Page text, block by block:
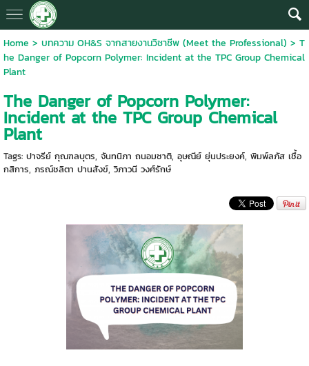
Home > บทความ OH&S จากสายงานวิชาชีพ (Meet the Professional) > T
he Danger of Popcorn Polymer: Incident at the TPC Group Chemical
Plant
The Danger of Popcorn Polymer:
Incident at the TPC Group Chemical
Plant
Tags: ปาจรีย์ กุณฑลบุตร, จันทนิภา ถนอมชาติ, อุษณีย์ ยุ่นประยงค์, พิมพ์ลภัส เชื้อ
กสิการ, ภรณ์ชลิตา ปานสังข์,วิภาวนี วงศ์รักษ์